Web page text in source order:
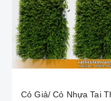
Cỏ Giả/ Cỏ Nhựa Tai